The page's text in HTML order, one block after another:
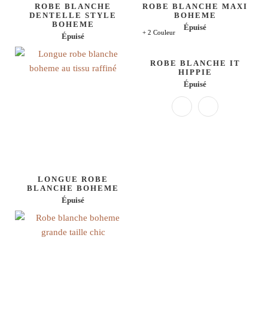
ROBE BLANCHE
DENTELLE STYLE
BOHEME
Épuisé
ROBE BLANCHE MAXI
BOHEME
Épuisé
LONGUE ROBE
BLANCHE BOHEME
Épuisé
+ 2 Couleur
ROBE BLANCHE IT
HIPPIE
Épuisé